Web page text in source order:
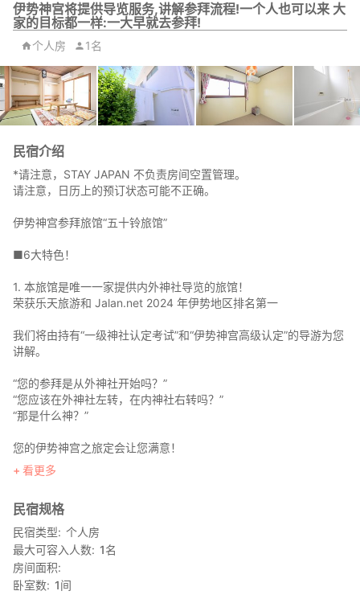
伊势神宫将提供导览服务,讲解参拜流程!一个人也可以来 大
家的目标都一样:一大早就去参拜!
个人房 1名
民宿介绍
*请注意，STAY JAPAN 不负责房间空置管理。
请注意，日历上的预订状态可能不正确。
伊势神宫参拜旅馆“五十铃旅馆”
■6大特色！
1. 本旅馆是唯一一家提供内外神社导览的旅馆！
荣获乐天旅游和 Jalan.net 2024 年伊势地区排名第一
我们将由持有“一级神社认定考试”和“伊势神宫高级认定”的导游为您
讲解。
“您的参拜是从外神社开始吗？”
“您应该在外神社左转，在内神社右转吗？”
“那是什么神？”
您的伊势神宫之旅定会让您满意！
2. 包含日本制造的导游接收器！
也请放心。
3. 距离内宫步行8分钟。位于大波町，交通便利！
④ 提供免费停车场。*内宫神社前的停车场均需收费。
看更多
民宿规格
民宿类型
个人房
最大可容入人数 1名
房间面积
卧室数 1间